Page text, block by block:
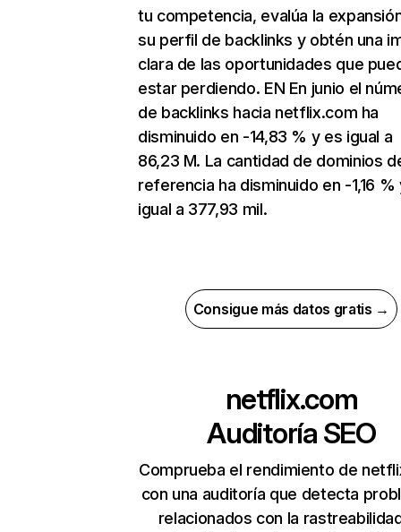
tu competencia, evalúa la
su perfil de backlinks y obtén una
clara de las oportunidades que
estar perdiendo. EN En junio el
de backlinks hacia netflix.com ha
disminuido en -14,83 % y es igual a
86,23 M. La cantidad de dominios
referencia ha disminuido en -1,16 %
igual a 377,93 mil.
Consigue más datos gratis →
netflix.com
Auditoría SEO
Comprueba el rendimiento de
con una auditoría que detecta
relacionados con la